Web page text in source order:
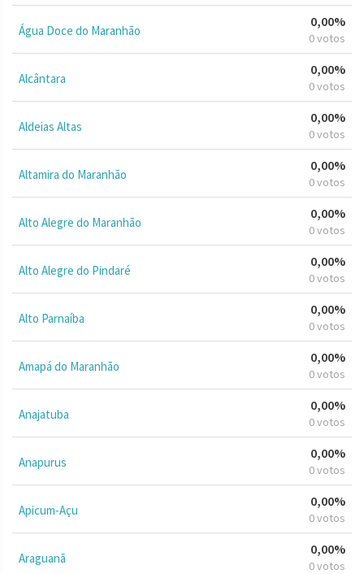
Água Doce do Maranhão
0,00%
0 votos
Alcântara
0,00%
0 votos
Aldeias Altas
0,00%
0 votos
Altamira do Maranhão
0,00%
0 votos
Alto Alegre do Maranhão
0,00%
0 votos
Alto Alegre do Pindaré
0,00%
0 votos
Alto Parnaíba
0,00%
0 votos
Amapá do Maranhão
0,00%
0 votos
Anajatuba
0,00%
0 votos
Anapurus
0,00%
0 votos
Apicum-Açu
0,00%
0 votos
Araguanã
0,00%
0 votos